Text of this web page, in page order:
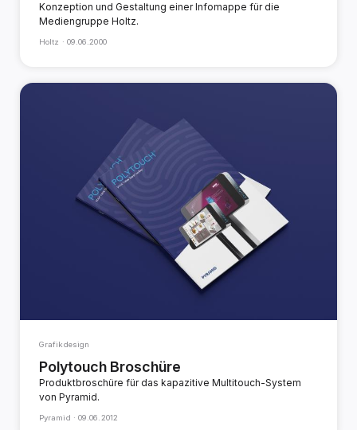
Konzeption und Gestaltung einer Infomappe für die
Mediengruppe Holtz.
Holtz · 09.06.2000
Grafikdesign
Polytouch Broschüre
Produktbroschüre für das kapazitive Multitouch-System
von Pyramid.
Pyramid · 09.06.2012